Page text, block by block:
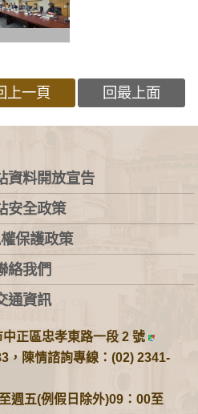
上一頁 回最上面
資料開放宣告
安全政策
保護政策
絡我們
通資訊
正區忠孝東路一段 2 號
，陳情諮詢專線：(02) 2341-
週五(例假日除外)09：00至